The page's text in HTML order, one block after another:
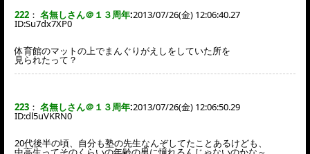
222 ： 名無しさん＠１３周年:2013/07/26(金) 12:06:40.27
ID:Su7dx7XP0
体育館のマットの上でまんぐりがえしをしていた所を
見られたって？
223 ： 名無しさん＠１３周年:2013/07/26(金) 12:06:50.29
ID:dl5uVKRN0
20代後半の頃、自分も塾の先生なんぞしてたことあるけども、